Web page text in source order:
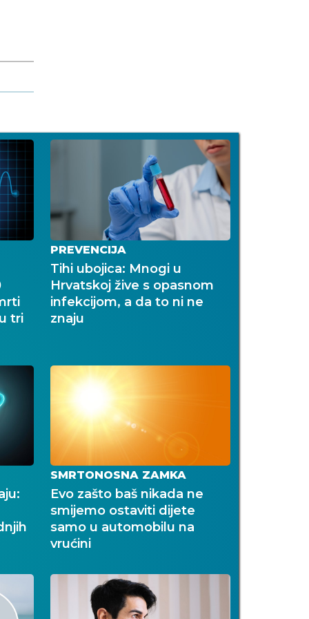
tri
PREVENCIJA
Tihi ubojica: Mnogi u
Hrvatskoj žive s opasnom
infekcijom, a da to ni ne
znaju
SMRTONOSNA ZAMKA
Evo zašto baš nikada ne
smijemo ostaviti dijete
samo u automobilu na
vrućini